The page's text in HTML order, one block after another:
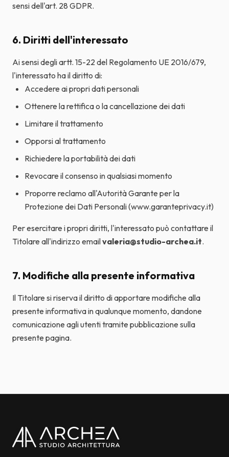
sensi dell'art. 28 GDPR.
6. Diritti dell'interessato
Ai sensi degli artt. 15-22 del Regolamento UE 2016/679,
l'interessato ha il diritto di:
Accedere ai propri dati personali
Ottenere la rettifica o la cancellazione dei dati
Limitare il trattamento
Opporsi al trattamento
Richiedere la portabilità dei dati
Revocare il consenso in qualsiasi momento
Proporre reclamo all'Autorità Garante per la
Protezione dei Dati Personali (www.garanteprivacy.it)
Per esercitare i propri diritti, l'interessato può contattare il
Titolare all'indirizzo emailvaleria@studio-archea.it.
7. Modifiche alla presente informativa
Il Titolare si riserva il diritto di apportare modifiche alla
presente informativa in qualunque momento, dandone
comunicazione agli utenti tramite pubblicazione sulla
presente pagina.